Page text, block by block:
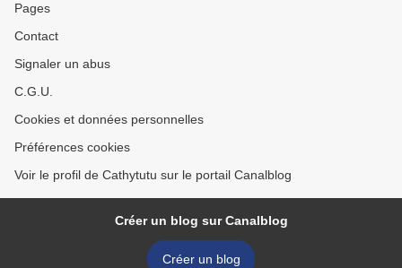
Pages
Contact
Signaler un abus
C.G.U.
Cookies et données personnelles
Préférences cookies
Voir le profil de Cathytutu sur le portail Canalblog
Créer un blog sur Canalblog
Créer un blog